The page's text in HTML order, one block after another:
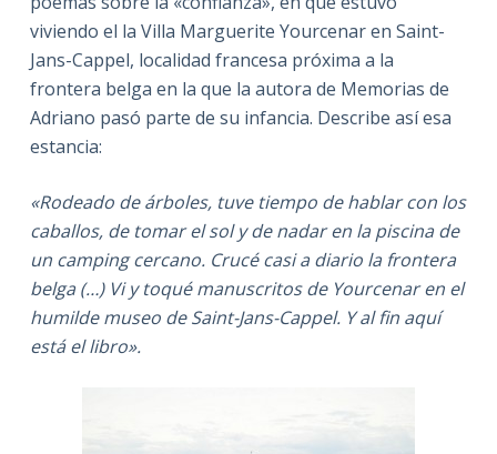
viviendo el la Villa Marguerite Yourcenar en Saint-
Jans-Cappel, localidad francesa próxima a la
frontera belga en la que la autora de Memorias de
Adriano pasó parte de su infancia. Describe así esa
estancia:
«Rodeado de árboles, tuve tiempo de hablar con los
caballos, de tomar el sol y de nadar en la piscina de
un camping cercano. Crucé casi a diario la frontera
belga (…) Vi y toqué manuscritos de Yourcenar en el
humilde museo de Saint-Jans-Cappel. Y al fin aquí
está el libro».